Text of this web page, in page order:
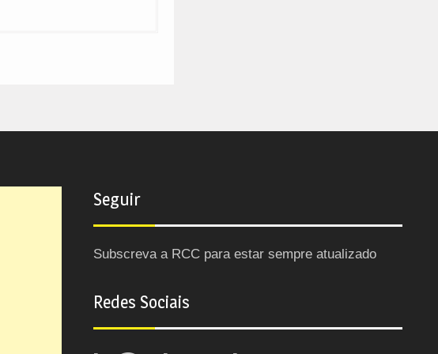
Seguir
Subscreva a RCC para estar sempre atualizado
Redes Sociais